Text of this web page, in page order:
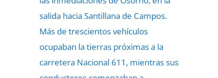
salida hacia Santillana de Campos.
Más de trescientos vehículos
ocupaban la tierras próximas a la
carretera Nacional 611, mientras sus